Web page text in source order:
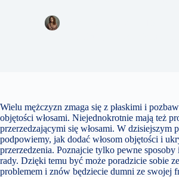
Wielu mężczyzn zmaga się z płaskimi i
objętości włosami. Niejednokrotnie mają też
przerzedzającymi się włosami. W dzisiejszym
podpowiemy, jak dodać włosom objętości i
przerzedzenia. Poznajcie tylko pewne sposoby
rady. Dzięki temu być może poradzicie sobie
problemem i znów będziecie dumni ze swojej